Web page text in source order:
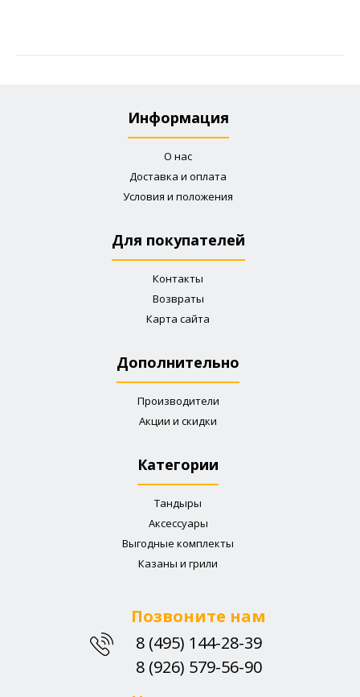
Информация
О нас
Доставка и оплата
Условия и положения
Для покупателей
Контакты
Возвраты
Карта сайта
Дополнительно
Производители
Акции и скидки
Категории
Тандыры
Аксессуары
Выгодные комплекты
Казаны и грили
Позвоните нам
8 (495) 144-28-39
8 (926) 579-56-90